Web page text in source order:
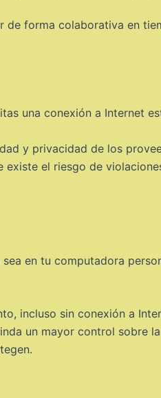
de forma colaborativa en
una conexión a Internet
y privacidad de los
existe el riesgo de
en tu computadora
incluso sin conexión a
un mayor control sobre